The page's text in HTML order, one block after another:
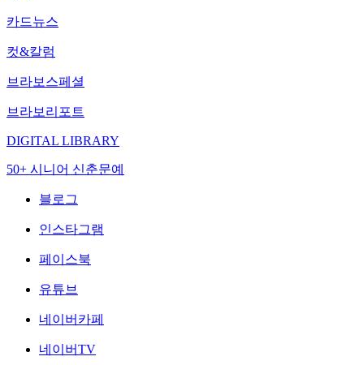
카드뉴스
컷&칼럼
브라보스페셜
브라보리포트
DIGITAL LIBRARY
50+ 시니어 신춘문예
블로그
인스타그램
페이스북
유튜브
네이버카페
네이버TV